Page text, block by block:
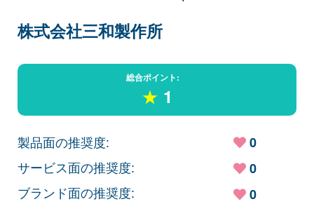
株式会社三和製作所
総合ポイント:
★ 1
製品面の推奨度:
サービス面の推奨度:
ブランド面の推奨度:
0
0
0